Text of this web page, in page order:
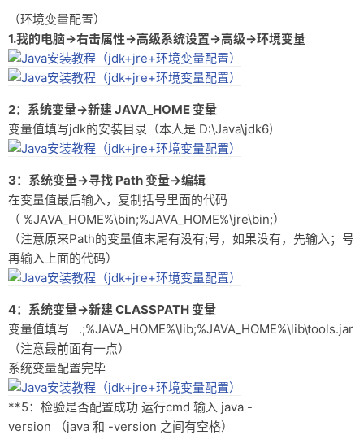
（环境变量配置）
1.我的电脑→右击属性→高级系统设置→高级→环境变量
2：系统变量→新建 JAVA_HOME 变量
变量值填写jdk的安装目录（本人是 D:\Java\jdk6)
3：系统变量→寻找 Path 变量→编辑
在变量值最后输入，复制括号里面的代码
（ %JAVA_HOME%\bin;%JAVA_HOME%\jre\bin;）
（注意原来Path的变量值末尾有没有;号，如果没有，先输入；号
再输入上面的代码）
4：系统变量→新建 CLASSPATH 变量
变量值填写 .;%JAVA_HOME%\lib;%JAVA_HOME%\lib\tools.jar
（注意最前面有一点）
系统变量配置完毕
**5：检验是否配置成功 运行cmd 输入 java -
version （java 和 -version 之间有空格）